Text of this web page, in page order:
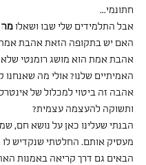
חתונמי...
אבל התלמידים שלי שבו ושאלו מה
האם יש בתקופה הזאת אהבת
אהבת אמת הוא מושג רומנטי שלא
האמיתיים שלנו? אולי מה שאנחנו
אהבה זה ביטוי למכלול של
ותשוקה להעצמה עצמית?
הבנתי שעלינו כאן על נושא חם,
מעסיק אותם. החלטתי שנקדיש לו
הבאים גם דרך קריאה באמנות